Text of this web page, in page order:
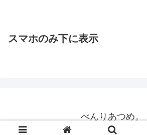
スマホのみ下に表示
べんりあつめ。
© 2015 べんりあつめ。.